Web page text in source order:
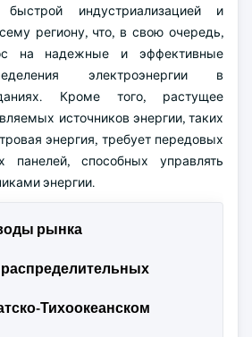
быстрой индустриализацией и
региону, что, в свою очередь,
на надежные и эффективные
электроэнергии в
Кроме того, растущее
источников энергии, таких
энергия, требует передовых
панелей, способных управлять
энергии.
рынка
Тихоокеанском